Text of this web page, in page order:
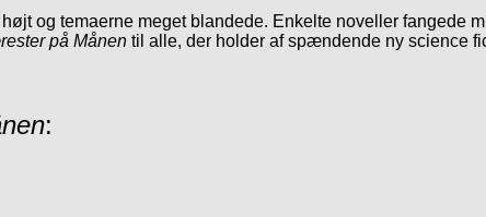
og temaerne meget blandede. Enkelte noveller fangede
på Månen til alle, der holder af spændende ny science
: